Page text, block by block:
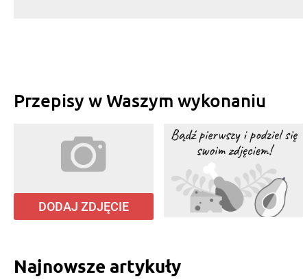
Przepisy w Waszym wykonaniu
DODAJ ZDJĘCIE
Najnowsze artykuły